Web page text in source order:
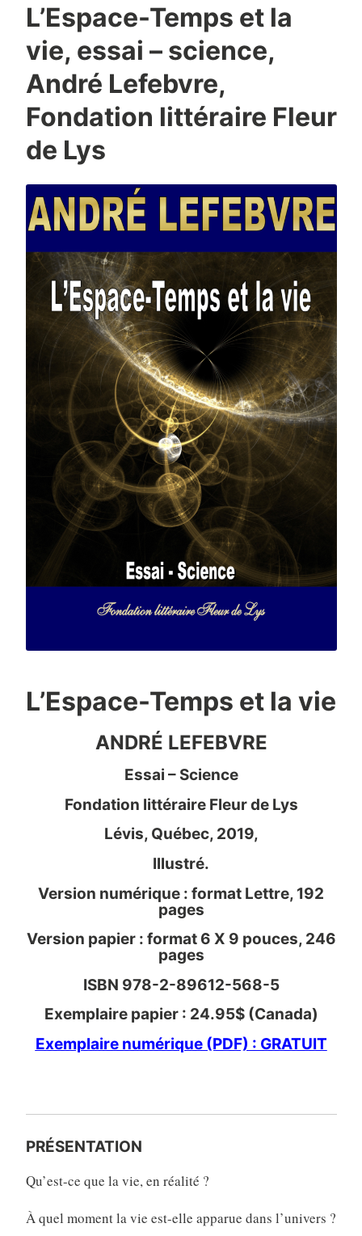
L’Espace-Temps et la
vie, essai – science,
André Lefebvre,
Fondation littéraire Fleur
de Lys
L’Espace-Temps et la vie
ANDRÉ LEFEBVRE
Essai – Science
Fondation littéraire Fleur de Lys
Lévis, Québec, 2019,
Illustré.
Version numérique : format Lettre, 192
pages
Version papier : format 6 X 9 pouces, 246
pages
ISBN 978-2-89612-568-5
Exemplaire papier : 24.95$ (Canada)
Exemplaire numérique (PDF) : GRATUIT
PRÉSENTATION
Qu’est-ce que la vie, en réalité ?
À quel moment la vie est-elle apparue dans l’univers ?